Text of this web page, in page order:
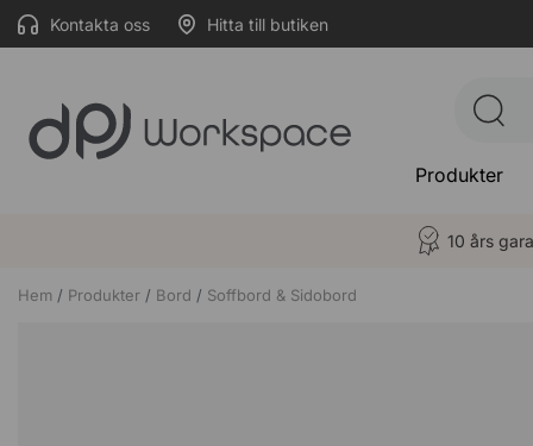
Kontakta oss Hitta till butiken
Produkter
10 års
Hem Produkter Bord Soffbord & Sidobord